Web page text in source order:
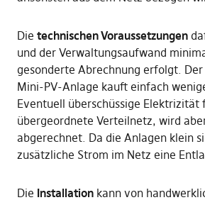
Die technischen Voraussetzungen
und der Verwaltungsaufwand
gesonderte Abrechnung erfolgt.
Mini-PV-Anlage kauft einfach
Eventuell überschüssige Elektrizität
übergeordnete Verteilnetz, wird
abgerechnet. Da die Anlagen klein
zusätzliche Strom im Netz eine
Die Installationkann von